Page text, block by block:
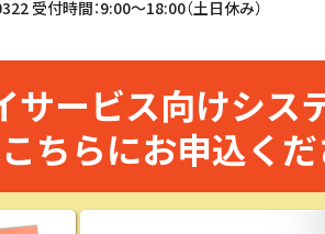
受付時間：9:00～18:00（土日休み）
サービス向けシス
ちらにお申込くだ